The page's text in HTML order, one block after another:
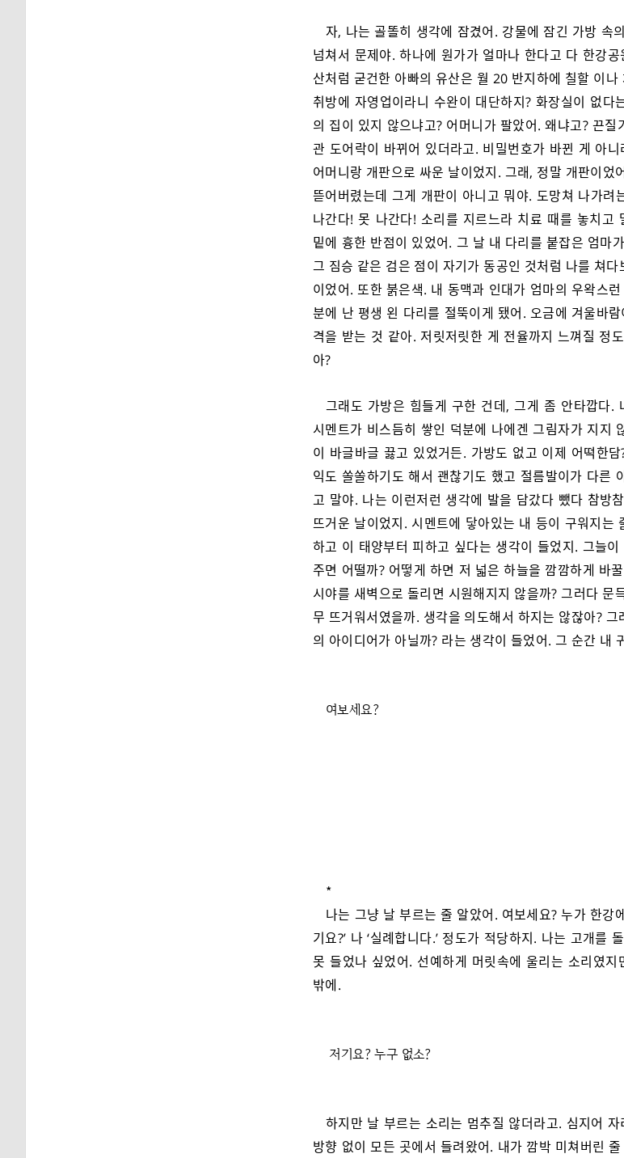
자, 나는 골똘히 생각에 잠겼어. 강물에 잠긴 가방 속
넘쳐서 문제야. 하나에 원가가 얼마나 한다고 다 한강
산처럼 굳건한 아빠의 유산은 월 20 반지하에 칠할 이
취방에 자영업이라니 수완이 대단하지? 화장실이 없다
의 집이 있지 않으냐고? 어머니가 팔았어. 왜냐고? 끈질
관 도어락이 바뀌어 있더라고. 비밀번호가 바뀐 게 아
어머니랑 개판으로 싸운 날이었지. 그래, 정말 개판이었
뜯어버렸는데 그게 개판이 아니고 뭐야. 도망쳐 나가려
나간다! 못 나간다! 소리를 지르느라 치료 때를 놓치고
밑에 흉한 반점이 있었어. 그 날 내 다리를 붙잡은 엄마
그 짐승 같은 검은 점이 자기가 동공인 것처럼 나를 쳐
이었어. 또한 붉은색. 내 동맥과 인대가 엄마의 우왁스
분에 난 평생 왼 다리를 절뚝이게 됐어. 오금에 겨울바
격을 받는 것 같아. 저릿저릿한 게 전율까지 느껴질 정
아?
그래도 가방은 힘들게 구한 건데, 그게 좀 안타깝다.
시멘트가 비스듬히 쌓인 덕분에 나에겐 그림자가 지지
이 바글바글 끓고 있었거든. 가방도 없고 이제 어떡한
익도 쏠쏠하기도 해서 괜찮기도 했고 절름발이가 다른
고 말야. 나는 이런저런 생각에 발을 담갔다 뺐다 참방
뜨거운 날이었지. 시멘트에 닿아있는 내 등이 구워지는
하고 이 태양부터 피하고 싶다는 생각이 들었지. 그늘
주면 어떨까? 어떻게 하면 저 넓은 하늘을 깜깜하게 바
시야를 새벽으로 돌리면 시원해지지 않을까? 그러다 문
무 뜨거워서였을까. 생각을 의도해서 하지는 않잖아?
의 아이디어가 아닐까? 라는 생각이 들었어. 그 순간 내
여보세요?
*
나는 그냥 날 부르는 줄 알았어. 여보세요? 누가 한강
기요?’ 나 ‘실례합니다.’ 정도가 적당하지. 나는 고개를
못 들었나 싶었어. 선예하게 머릿속에 울리는 소리였
밖에.
저기요? 누구 없소?
하지만 날 부르는 소리는 멈추질 않더라고. 심지어
방향 없이 모든 곳에서 들려왔어. 내가 깜박 미쳐버린